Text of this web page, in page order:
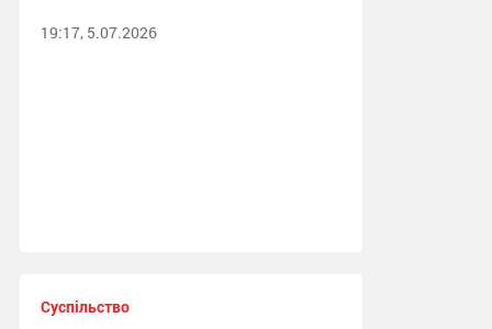
19:17, 5.07.2026
Суспільство